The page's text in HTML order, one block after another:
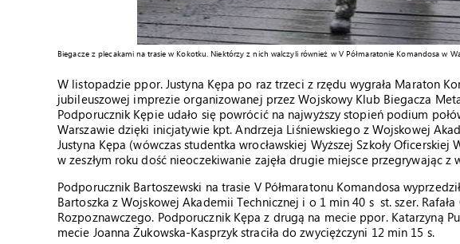
Biegacze z plecakami na trasie w Kokotku. Niektórzy z nich walczyli również w V Półmaratonie Komandosa w
W listopadzie ppor. Justyna Kępa po raz trzeci z rzędu wygrała Maraton
jubileuszowej imprezie organizowanej przez Wojskowy Klub Biegacza
Podporucznik Kępie udało się powrócić na najwyższy stopień podium
Warszawie dzięki inicjatywie kpt. Andrzeja Liśniewskiego z Wojskowej
Justyna Kępa (wówczas studentka wrocławskiej Wyższej Szkoły
w zeszłym roku dość nieoczekiwanie zajęła drugie miejsce przegrywając z
Podporucznik Bartoszewski na trasie V Półmaratonu Komandosa
Bartoszka z Wojskowej Akademii Technicznej i o 1 min 40 s st. szer.
Rozpoznawczego. Podporucznik Kępa z drugą na mecie ppor. Katarzyną
mecie Joanna Żukowska-Kasprzyk straciła do zwyciężczyni 12 min 15 s.